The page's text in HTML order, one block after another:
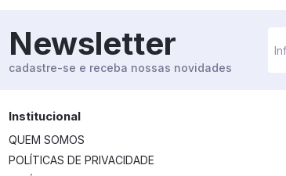
Newsletter
cadastre-se e receba nossas novidades
Institucional
QUEM SOMOS
POLÍTICAS DE PRIVACIDADE